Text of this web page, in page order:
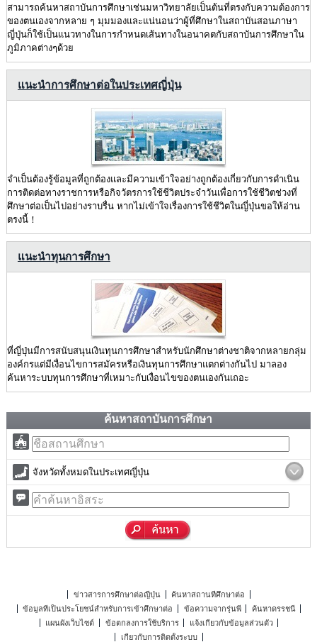
สามารถค้นหาสถาบันการศึกษาเช่นมหาวิทยาลัยเป็นต้นที่ตรงกับความต้องการ
ของตนเองจากหลาย ๆ มุมมองและแน่นอนว่าผู้ที่ศึกษาในสถาบันสอนภาษา
ญี่ปุ่นก็ใช้เป็นแนวทางในการกำหนดเส้นทางในอนาคตกับสถาบันการศึกษาใน
ภูมิภาคต่างๆด้วย
แนะนำการศึกษาต่อในประเทศญี่ปุ่น
จำเป็นต้องรู้ข้อมูลที่ถูกต้องและมีความเข้าใจอย่างถูกต้องเกี่ยวกับการดำเนิน
การติดต่อทางราชการหรือกิจวัตรการใช้ชีวิตประจำวันเพื่อการใช้ชีวิตช่วงที่
ศึกษาต่อเป็นไปอย่างราบรื่น หากไม่เข้าใจเรื่องการใช้ชีวิตในญี่ปุ่นขอให้อ่าน
ตรงนี้！
แนะนำทุนการศึกษา
ที่ญี่ปุ่นมีการสนับสนุนเงินทุนการศึกษาสำหรับนักศึกษาต่างชาติจากหลายกลุ่ม
องค์กรแต่มีเงื่อนไขการสมัครหรือเงินทุนการศึกษาแตกต่างกันไป มาลอง
ค้นหาระบบทุนการศึกษาที่เหมาะกับเงื่อนไขของตนเองกันเถอะ
ค้นหาสถาบันการศึกษา
จังหวัดทั้งหมดในประเทศญี่ปุ่น
ข่าวสารการศึกษาต่อญี่ปุ่น
ค้นหาสถานที่ศึกษาต่อ
ข้อมูลที่เป็นประโยชน์สำหรับการเข้าศึกษาต่อ
ข้อความจากรุ่นพี่
ค้นหาดรรชนี
แผนผังเว็บไซต์
ข้อตกลงการใช้บริการ
แจ้งเกี่ยวกับข้อมูลส่วนตัว
เกี่ยวกับการติดตั้งระบบ